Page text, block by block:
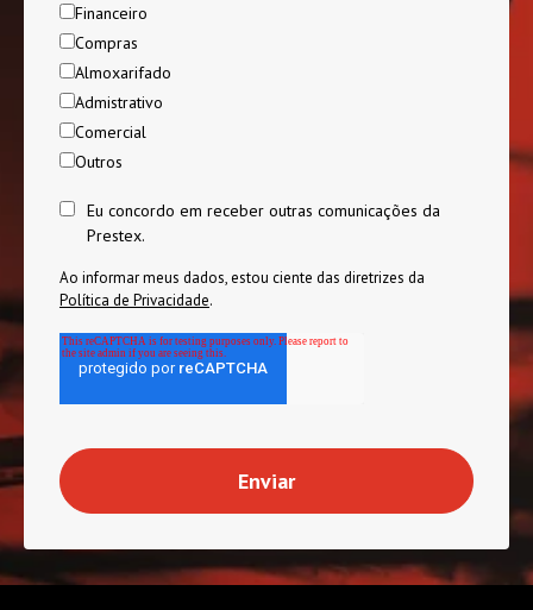
Financeiro
Compras
Almoxarifado
Admistrativo
Comercial
Outros
Eu concordo em receber outras comunicações da
Prestex.
Ao informar meus dados, estou ciente das diretrizes da
Política de Privacidade.